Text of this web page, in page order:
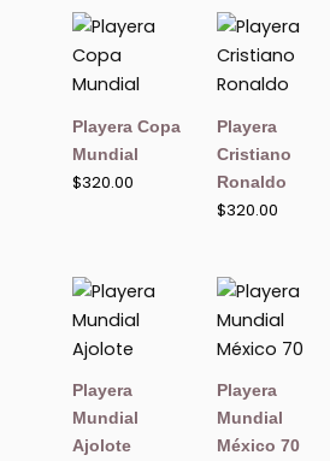
Playera Copa
Mundial
$320.00
Playera
Cristiano
Ronaldo
$320.00
Playera
Mundial
Ajolote
Playera
Mundial
México 70